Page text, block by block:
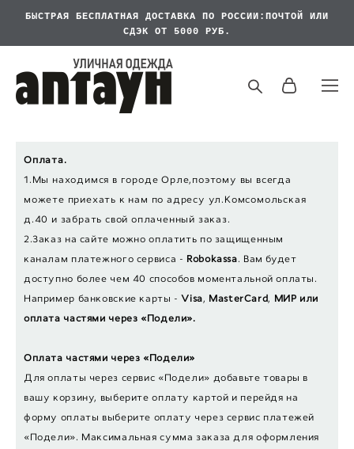
БЫСТРАЯ БЕСПЛАТНАЯ
ДОСТАВКА ПО РОССИИ:ПОЧТОЙ ИЛИ
СДЭК ОТ 5000 РУБ.
Оплата.
1.Мы находимся в городе Орле,поэтому вы всегда
можете приехать к нам по адресу ул.Комсомольская
д.40 и забрать свой оплаченный заказ.
2.Заказ на сайте можно оплатить по защищенным
каналам платежного сервиса - Robokassa. Вам будет
доступно более чем 40 способов моментальной оплаты.
Например банковские карты -Visa, MasterCard, МИР или
оплата частями через «Подели».
Оплата частями через «Подели»
Для оплаты через сервис «Подели» добавьте товары в
вашу корзину, выберите оплату картой и перейдя на
форму оплаты выберите оплату через сервис платежей
«Подели». Максимальная сумма заказа для оформления